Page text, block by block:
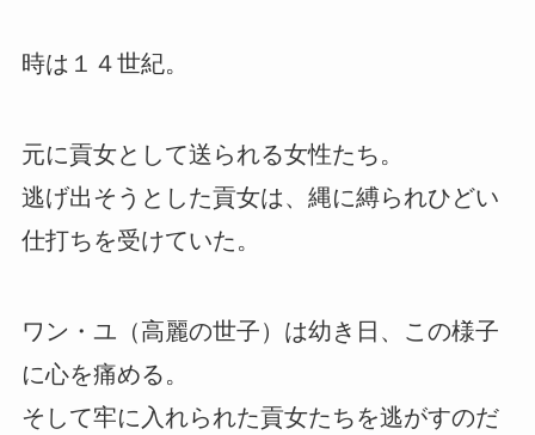
時は１４世紀。
元に貢女として送られる女性たち。
逃げ出そうとした貢女は、縄に縛られひどい
仕打ちを受けていた。
ワン・ユ（高麗の世子）は幼き日、この様子
に心を痛める。
そして牢に入れられた貢女たちを逃がすのだ